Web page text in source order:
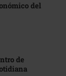
del
de